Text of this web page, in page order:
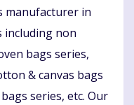
manufacturer in
including non
bags series,
& canvas bags
series, etc. Our